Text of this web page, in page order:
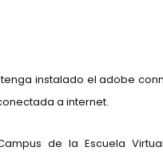
instalado el adobe
a internet.
de la Escuela